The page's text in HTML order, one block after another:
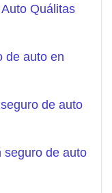
Quálitas
de auto en
de auto
seguro de auto